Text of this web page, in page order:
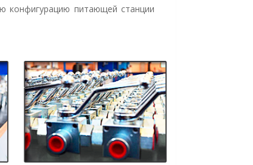
конфигурацию питающей станции